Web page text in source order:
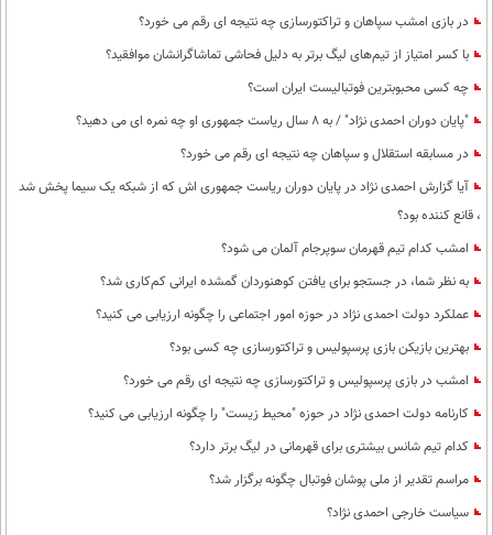
در بازی امشب سپاهان و تراکتورسازی چه نتیجه ای رقم می خورد؟
با کسر امتیاز از تیم‌های لیگ برتر به دلیل فحاشی تماشاگرانشان موافقید؟
چه کسی محبوبترین فوتبالیست ایران است؟
"پایان دوران احمدی نژاد" / به 8 سال ریاست جمهوری او چه نمره ای می دهید؟
در مسابقه استقلال و سپاهان چه نتیجه ای رقم می خورد؟
آیا گزارش احمدی نژاد در پایان دوران ریاست جمهوری اش که از شبکه یک سیما پخش شد
، قانع کننده بود؟
امشب کدام تیم قهرمان سوپرجام آلمان می شود؟
به نظر شما، در جستجو برای یافتن کوهنوردان گمشده ایرانی کم‌کاری شد؟
عملکرد دولت احمدی نژاد در حوزه امور اجتماعی را چگونه ارزیابی می کنید؟
بهترین بازیکن بازی پرسپولیس و تراکتورسازی چه کسی بود؟
امشب در بازی پرسپولیس و تراکتورسازی چه نتیجه ای رقم می خورد؟
کارنامه دولت احمدی نژاد در حوزه "محیط زیست" را چگونه ارزیابی می کنید؟
کدام تیم شانس بیشتری برای قهرمانی در لیگ برتر دارد؟
مراسم تقدیر از ملی پوشان فوتبال چگونه برگزار شد؟
سیاست خارجی احمدی نژاد؟